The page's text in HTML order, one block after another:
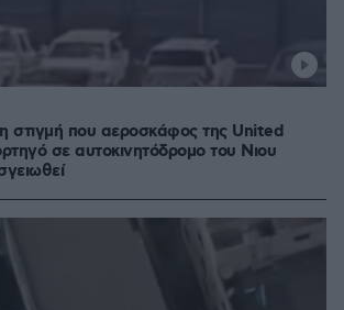
στιγμή που αεροσκάφος της United
σε αυτοκινητόδρομο του Νιου